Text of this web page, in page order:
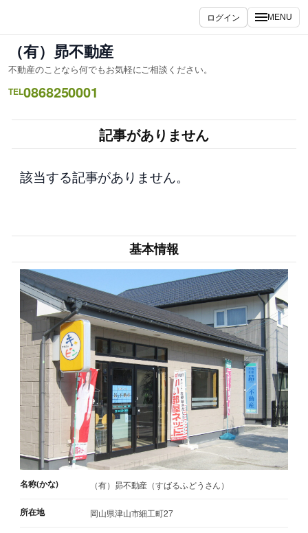
キ
ッ
ログイン MENU
（有）昴不動産
不動産のことなら何でもお気軽にご相談ください。
TEL0868250001
記事がありません
該当する記事がありません。
基本情報
名称(かな) （有）昴不動産（すばるふどうさん）
所在地 岡山県津山市細工町27